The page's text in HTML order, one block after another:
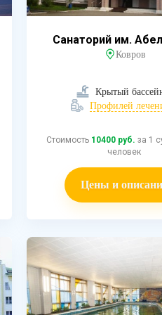
Санаторий им.
Ковров
Крытый
Профилей
Стоимость 10400 руб. за 1
человек
Цены и